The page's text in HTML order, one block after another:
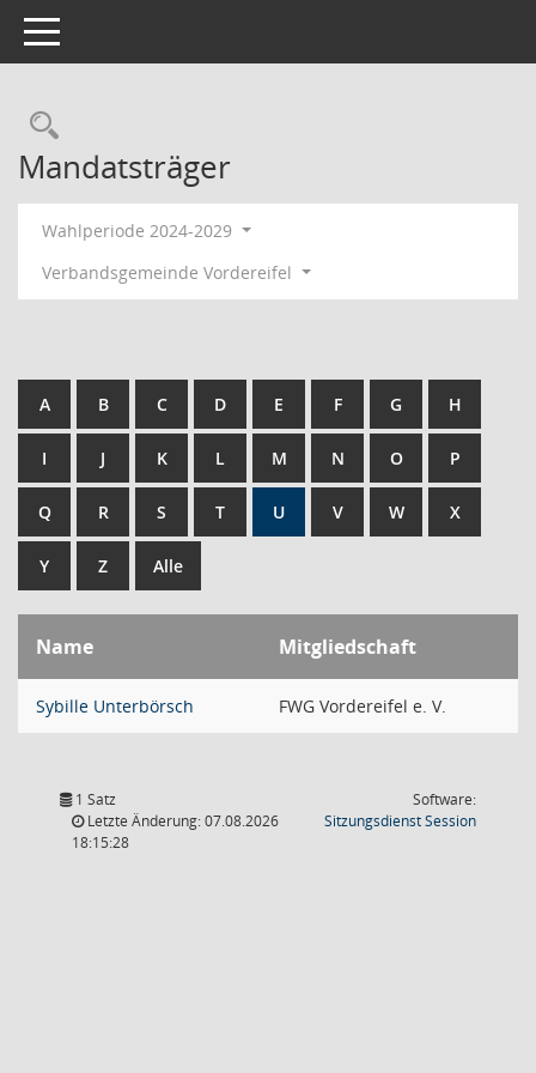
Toggle navigation
Rechercheauswahl
Mandatsträger
Wahlperiode 2024-2029
Verbandsgemeinde Vordereifel
A B C D E F G H
I J K L M N O P
Q R S T U V W X
Y Z Alle
Name Mitgliedschaft
Sybille Unterbörsch FWG Vordereifel e. V.
1 Satz
Letzte Änderung: 07.08.2026
18:15:28
Software:
SitzungsdienstSession(Wird in